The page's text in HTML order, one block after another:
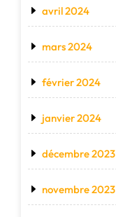
avril 2024
mars 2024
février 2024
janvier 2024
décembre 2023
novembre 2023